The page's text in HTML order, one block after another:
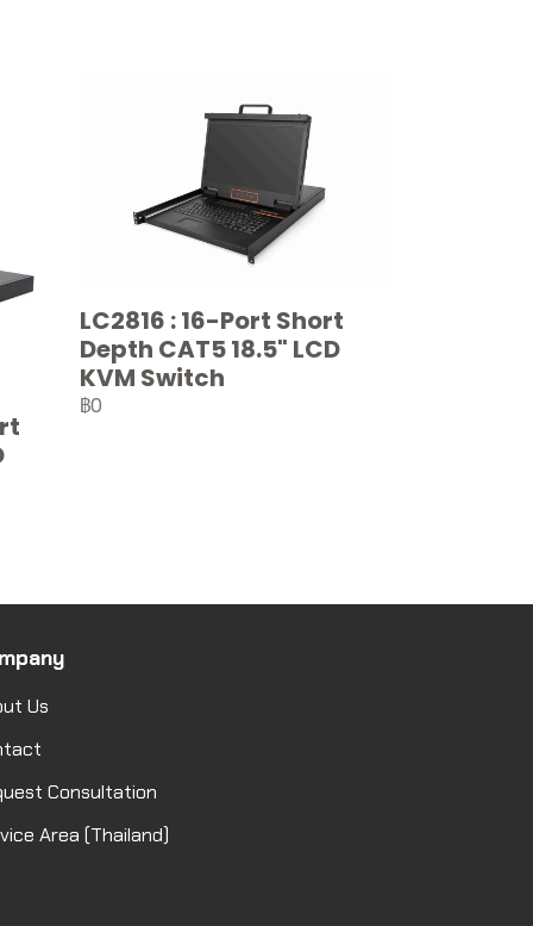
LC2816 : 16-Port Short
Depth CAT5 18.5" LCD
KVM Switch
฿0
Us
Consultation
Area (Thailand)